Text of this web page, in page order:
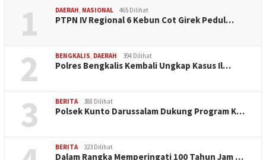
1 DAERAH, NASIONAL 465 Dilihat
PTPN IV Regional 6 Kebun Cot Girek Pedul…
2 BENGKALIS, DAERAH 394 Dilihat
Polres Bengkalis Kembali Ungkap Kasus Il…
3 BERITA 388 Dilihat
Polsek Kunto Darussalam Dukung Program K…
BERITA 323 Dilihat
Dalam Rangka Memperingati 100 Tahun Jam …